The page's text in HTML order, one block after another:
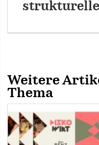
Weitere
Thema